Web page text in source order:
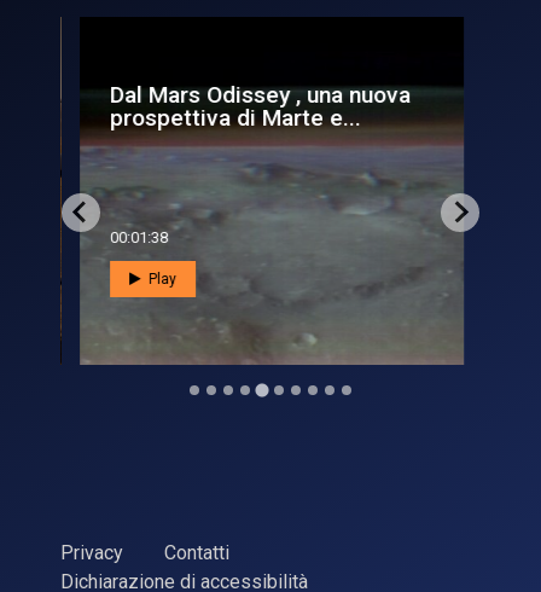
Dal Mars Odissey , una nuova
prospettiva di Marte e...
00:01:38
Play
Privacy
Contatti
Dichiarazione di accessibilità